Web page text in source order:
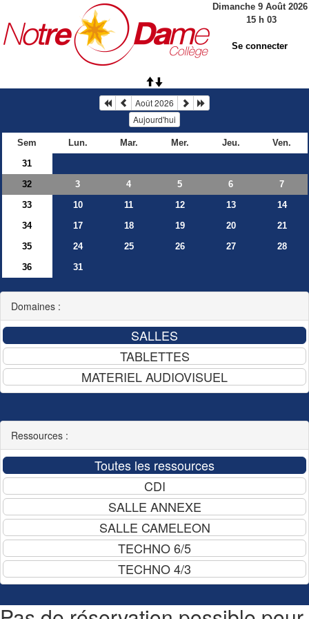
Dimanche 9 Août 2026
15h 03
Se connecter
Août 2026
Aujourd'hui
Sem Lun. Mar. Mer. Jeu.
Ven.
31
32
3 4 5 6
7
33
10 11 12 13
14
34
17 18 19 20
21
35
24 25 26 27
28
36
31
Domaines :
Ressources :